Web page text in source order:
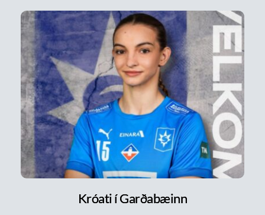
Króati í Garðabæinn